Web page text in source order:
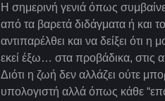
Η σημερινή γενιά όπως
από τα βαρετά διδάγματα ή και
αντιπαρέλθει και να δείξει ότι
εκεί έξω… στα προβάδικα, στις
Διότι η ζωή δεν αλλάζει ούτε
υπολογιστή αλλά όπως κάθε